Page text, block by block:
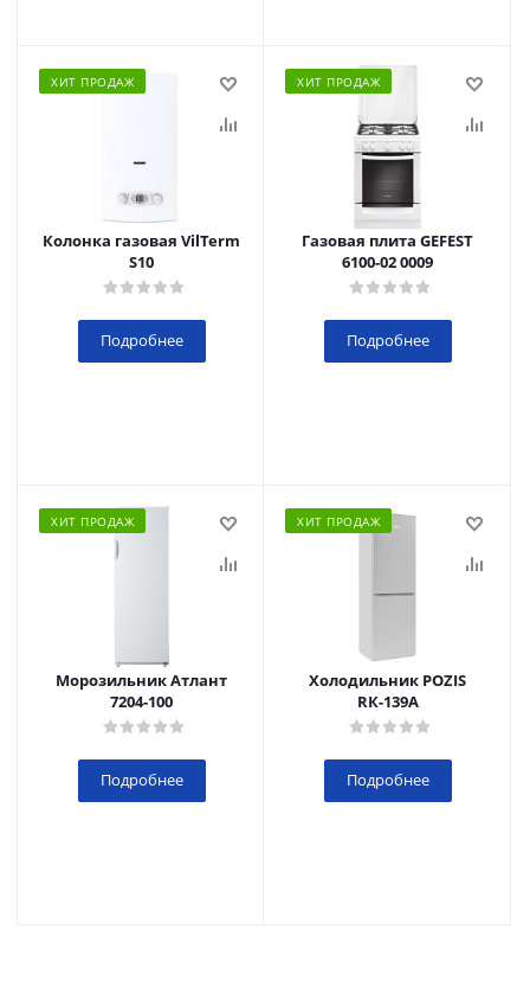
ХИТ ПРОДАЖ
Колонка газовая VilTerm
S10
Подробнее
ХИТ ПРОДАЖ
Газовая плита GEFEST
6100-02 0009
Подробнее
ХИТ ПРОДАЖ
Морозильник Атлант
7204-100
Подробнее
ХИТ ПРОДАЖ
Холодильник POZIS
RК-139А
Подробнее